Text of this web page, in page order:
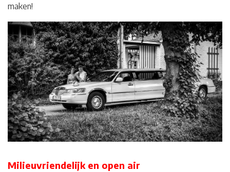
maken!
Milieuvriendelijk en open air